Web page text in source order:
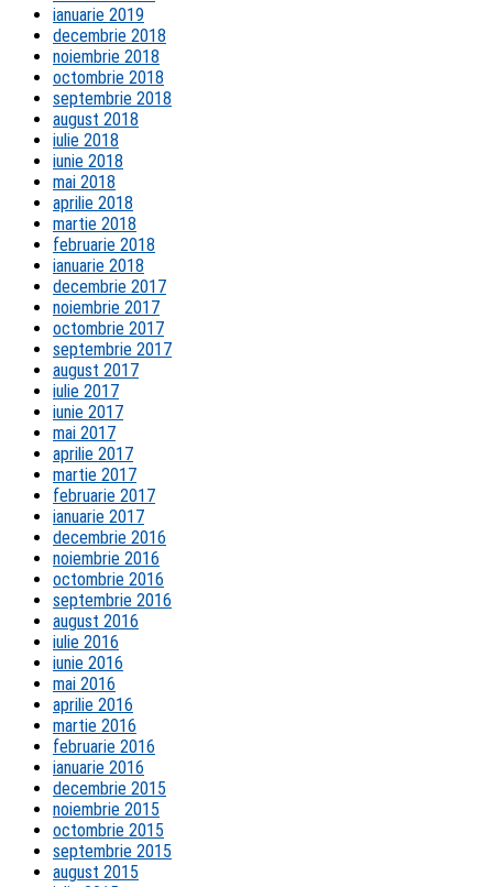
ianuarie 2019
decembrie 2018
noiembrie 2018
octombrie 2018
septembrie 2018
august 2018
iulie 2018
iunie 2018
mai 2018
aprilie 2018
martie 2018
februarie 2018
ianuarie 2018
decembrie 2017
noiembrie 2017
octombrie 2017
septembrie 2017
august 2017
iulie 2017
iunie 2017
mai 2017
aprilie 2017
martie 2017
februarie 2017
ianuarie 2017
decembrie 2016
noiembrie 2016
octombrie 2016
septembrie 2016
august 2016
iulie 2016
iunie 2016
mai 2016
aprilie 2016
martie 2016
februarie 2016
ianuarie 2016
decembrie 2015
noiembrie 2015
octombrie 2015
septembrie 2015
august 2015